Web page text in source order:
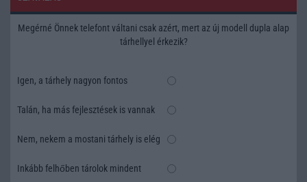
Megérné Önnek telefont váltani csak azért, mert az új modell dupla alap
tárhellyel érkezik?
Igen, a tárhely nagyon fontos
Talán, ha más fejlesztések is vannak
Nem, nekem a mostani tárhely is elég
Inkább felhőben tárolok mindent